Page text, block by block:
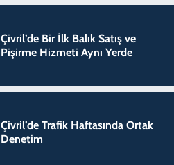
Çivril’de Bir İlk Balık Satış ve
Pişirme Hizmeti Aynı Yerde
Çivril’de Trafik Haftasında Ortak
Denetim